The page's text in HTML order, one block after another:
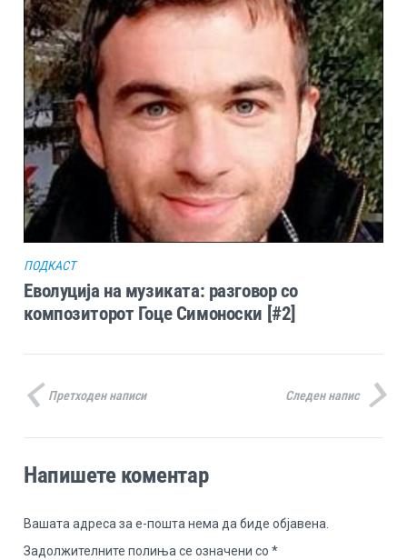
ПОДКАСТ
Еволуција на музиката: разговор со
композиторот Гоце Симоноски [#2]
Претходен написи Следен напис
Напишете коментар
Вашата адреса за е-пошта нема да биде објавена.
Задолжителните полиња се означени со*